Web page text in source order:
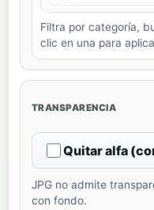
Filtra por categoría,
clic en una para
TRANSPARENCIA
Quitar alfa
JPG no admite
con fondo.